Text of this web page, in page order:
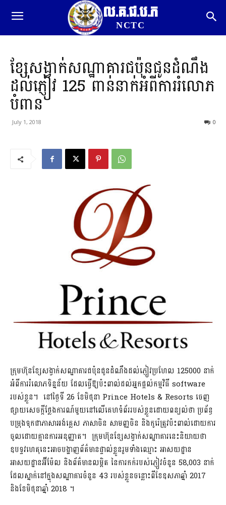
ល.គ.ជ.ប.ភ
NCTC
ខ្សែសង្វាក់សណ្ឋាគារជប៉ុនជូនដំណឹង
ដល់ភ្ញៀវ 125 ពាន់នាក់អំពីការរំលោភ
បំពាន
July 1, 2018 0
ក្រុមហ៊ុនខ្សែសង្វាក់សណ្ឋាគារជប៉ុនជូនដំណឹងដល់ភ្ញៀវប្រហែល 125000 នាក់
អំពីការរំលោភទិន្នន័យ ដែលធ្វើឱ្យប៉ះពាល់ដល់អ្នកផ្តល់កម្មវិធី software
របស់ខ្លួន។ នៅថ្ងៃទី 26 ខែមិថុនា Prince Hotels & Resorts ចេញ
ផ្សាយសេចក្តីថ្លែងការណ៍មួយនៅលើគេហទំព័ររបស់ខ្លួនដោយពន្យល់ថា ប្រព័ន្ធ
បម្រុងទុកជាភាសាអង់គ្លេស ភាសាចិន សាមញ្ញចិន និងកូរ៉េត្រូវប៉ះពាល់ដោយការ
ចូលដោយគ្មានការអនុញ្ញាត។ ក្រុមហ៊ុនខ្សែសង្វាក់សណ្ឋាគារនេះនិយាយថា
ឧបទ្ទវហេតុនេះអាចបង្ហាញព័ត៌មានផ្ទាល់ខ្លួនរួមទាំងឈ្មោះ អាសយដ្ឋាន
អាសយដ្ឋានអ៊ីម៉ែល និងព័ត៌មានលម្អិត នៃការកក់របស់ភ្ញៀវចំនួន 58,003 នាក់
ដែលស្នាក់នៅក្នុងសណ្ឋាគារចំនួន 43 របស់ខ្លួនចន្លោះពីខែឧសភាឆ្នាំ 2017
និងខែមិថុនាឆ្នាំ 2018 ។